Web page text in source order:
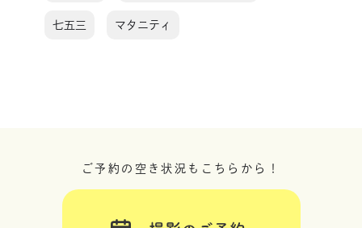
七五三 マタニティ
ご予約の空き状況もこちらから！